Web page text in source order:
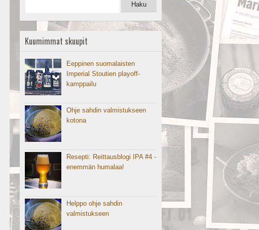
Kuumimmat skuupit
Eeppinen suomalaisten
Imperial Stoutien playoff-
kamppailu
Ohje sahdin valmistukseen
kotona
Resepti: Reittausblogi IPA #4 -
enemmän humalaa!
Helppo ohje sahdin
valmistukseen